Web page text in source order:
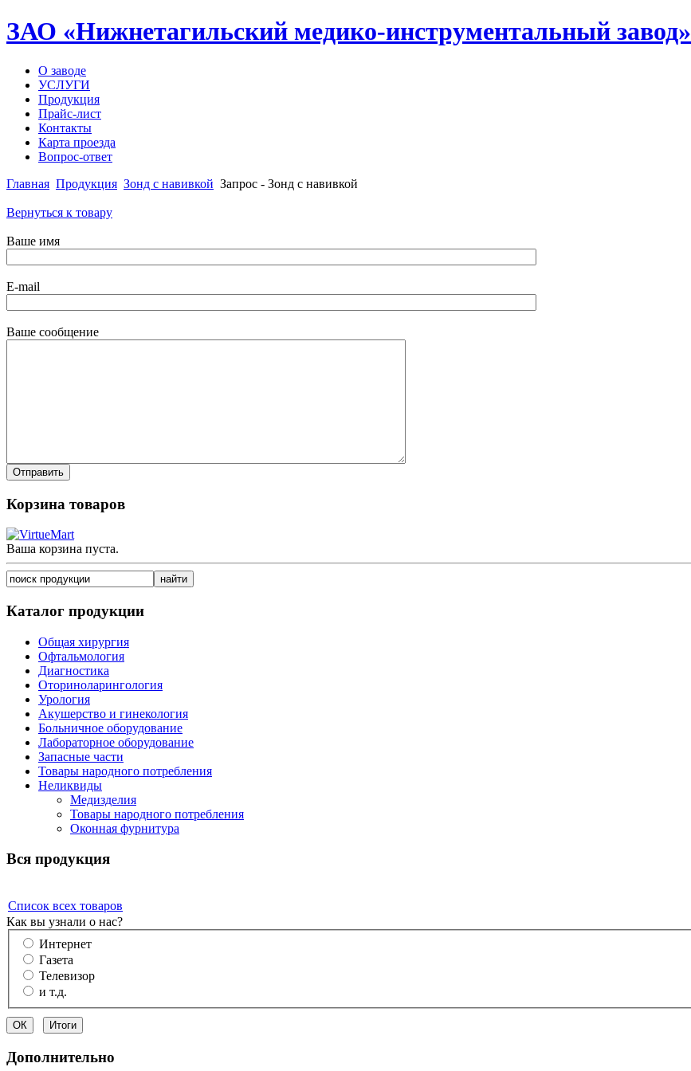
ЗАО «Нижнетагильский медико-инструментальный завод»
О заводе
УСЛУГИ
Продукция
Прайс-лист
Контакты
Карта проезда
Вопрос-ответ
Главная Продукция Зонд с навивкой Запрос - Зонд с навивкой
Вернуться к товару
Ваше имя
E-mail
Ваше сообщение
Корзина товаров
Ваша корзина пуста.
Каталог продукции
Общая хирургия
Офтальмология
Диагностика
Оториноларингология
Урология
Акушерство и гинекология
Больничное оборудование
Лабораторное оборудование
Запасные части
Товары народного потребления
Неликвиды
Медизделия
Товары народного потребления
Оконная фурнитура
Вся продукция
Список всех товаров
Как вы узнали о нас?
Интернет
Газета
Телевизор
и т.д.
Дополнительно